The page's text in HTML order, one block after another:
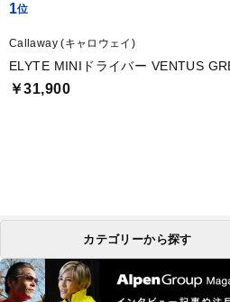
1
Callaway (キャロウェイ)
ELYTE MINIドライバー VENTUS
￥31,900
カテゴリーから探す